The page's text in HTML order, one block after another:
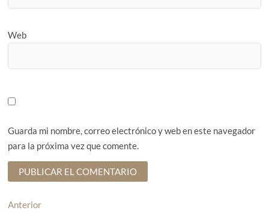
Web
Guarda mi nombre, correo electrónico y web en este navegador
para la próxima vez que comente.
N
Anterior